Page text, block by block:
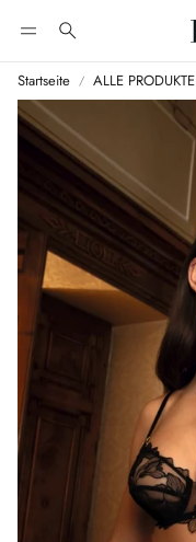
Suche
Startseite ALLE PRODUKTE